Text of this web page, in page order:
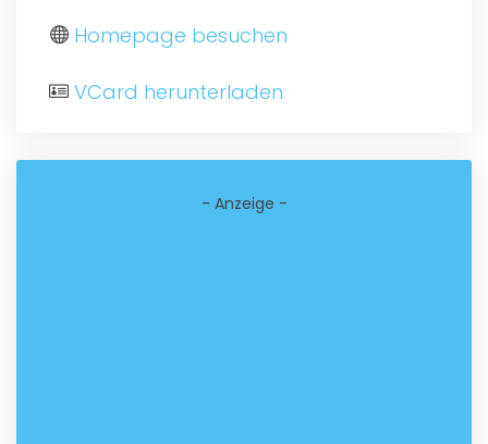
Homepage besuchen
VCard herunterladen
- Anzeige -